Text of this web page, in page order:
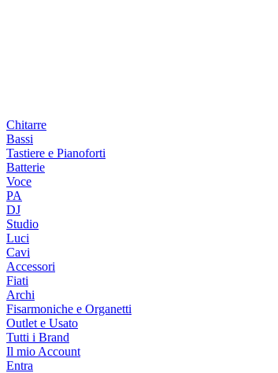
Chitarre
Bassi
Tastiere e Pianoforti
Batterie
Voce
PA
DJ
Studio
Luci
Cavi
Accessori
Fiati
Archi
Fisarmoniche e Organetti
Outlet e Usato
Tutti i Brand
Il mio Account
Entra